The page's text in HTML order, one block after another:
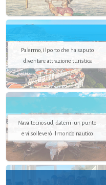
Palermo, il porto che ha saputo
diventare attrazione turistica
Navaltecnosud, datemi un punto
e vi solleverò il mondo nautico